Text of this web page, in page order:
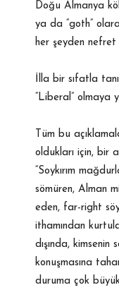
Doğu Almanya
ya da “goth”
her şeyden
İlla bir sıfatla
“Liberal” olmaya
Tüm bu
oldukları için, bir
“Soykırım
sömüren, Alman
eden, far-right
ithamından
dışında, kimsenin
konuşmasına
duruma çok